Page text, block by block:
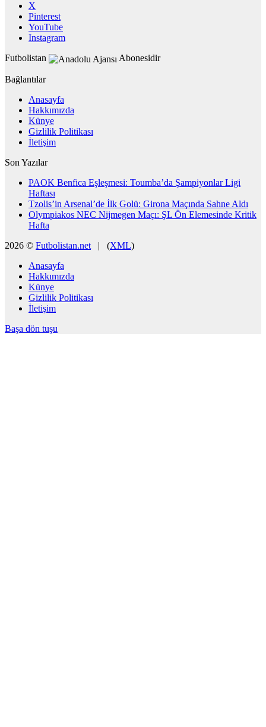
X
Pinterest
YouTube
Instagram
Futbolistan
Abonesidir
Bağlantılar
Anasayfa
Hakkımızda
Künye
Gizlilik Politikası
İletişim
Son Yazılar
PAOK Benfica Eşleşmesi: Toumba’da Şampiyonlar Ligi
Haftası
Tzolis’in Arsenal’de İlk Golü: Girona Maçında Sahne Aldı
Olympiakos NEC Nijmegen Maçı: ŞL Ön Elemesinde Kritik
Hafta
2026 © Futbolistan.net | (XML)
Anasayfa
Hakkımızda
Künye
Gizlilik Politikası
İletişim
Başa dön tuşu